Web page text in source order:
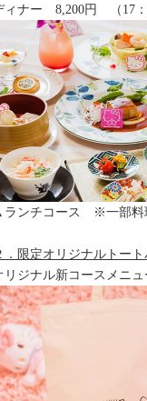
ィナー 8,200円 （17
ランチコース ※一部料
．限定オリジナルトー
リジナル新コースメニ